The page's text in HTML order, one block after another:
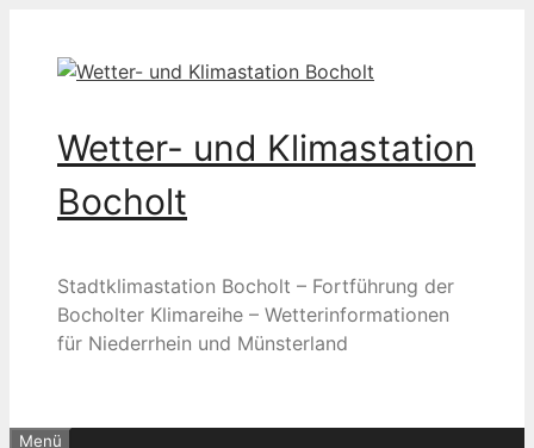
springen
Wetter- und Klimastation
Bocholt
Stadtklimastation Bocholt – Fortführung der
Bocholter Klimareihe – Wetterinformationen
für Niederrhein und Münsterland
Menü